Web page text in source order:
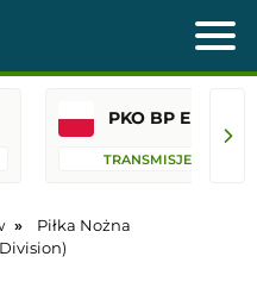
TRANSMISJE
Piłka Nożna